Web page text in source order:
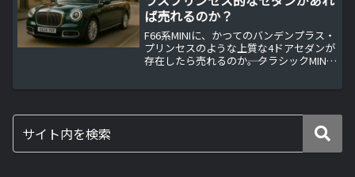
ば売れるのか？
F66系MINIに、かつてのバンデンプラス・
プリンセスのような上質な4ドアセダンが
存在したら売れるのか――。クラシックMINI